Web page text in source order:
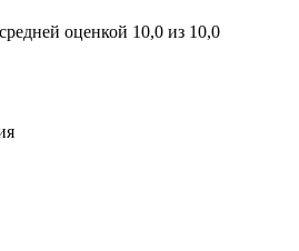
оценкой 10,0 из 10,0